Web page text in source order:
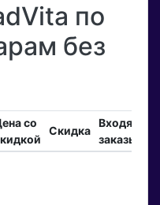
по
без
со
Скидка
Входящие
заказы